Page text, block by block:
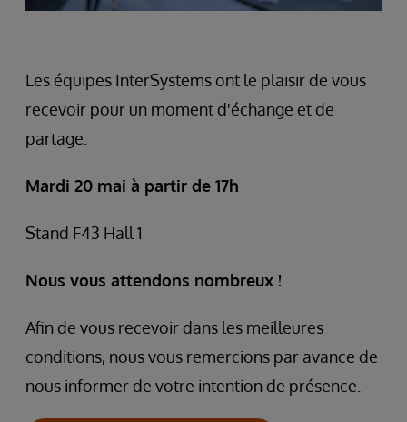
Les équipes InterSystems ont le plaisir de vous
recevoir pour un moment d'échange et de
partage.
Mardi 20 mai à partir de 17h
Stand F43 Hall 1
Nous vous attendons nombreux !
Afin de vous recevoir dans les meilleures
conditions, nous vous remercions par avance de
nous informer de votre intention de présence.